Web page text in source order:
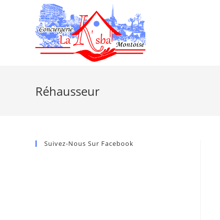
Réhausseur
Suivez-Nous Sur Facebook